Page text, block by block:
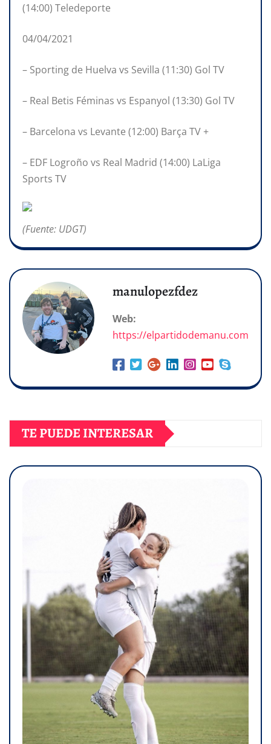
(14:00) Teledeporte
04/04/2021
– Sporting de Huelva vs Sevilla (11:30) Gol TV
– Real Betis Féminas vs Espanyol (13:30) Gol TV
– Barcelona vs Levante (12:00) Barça TV +
– EDF Logroño vs Real Madrid (14:00) LaLiga
Sports TV
(Fuente: UDGT)
manulopezfdez
Web:
https://elpartidodemanu.com
TE PUEDE INTERESAR